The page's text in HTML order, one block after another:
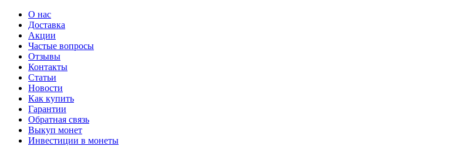
О нас
Доставка
Акции
Частые вопросы
Отзывы
Контакты
Статьи
Новости
Как купить
Гарантии
Обратная связь
Выкуп монет
Инвестиции в монеты